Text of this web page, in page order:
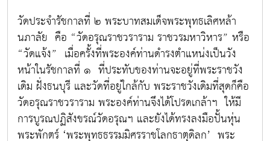
วัดประจำรัชกาลที่ ๒ พระบาทสมเด็จพระพุทธเลิศหล้า
นภาลัย คือ “วัดอรุณราชวราราม ราชวรมหาวิหาร” หรือ
“วัดแจ้ง” เมื่อครั้งที่พระองค์ท่านดำรงตำแหน่งเป็นวัง
หน้าในรัชกาลที่ ๑ ที่ประทับของท่านจะอยู่ที่พระราชวัง
เดิม ฝั่งธนบุรี และวัดที่อยู่ใกล้กับ พระราชวังเดิมที่สุดก็คือ
วัดอรุณราชวราราม พระองค์ท่านจึงได้โปรดเกล้าฯ ให้มี
การบูรณปฏิสังขรณ์วัดอรุณฯ และยังได้ทรงลงมือปั้นหุ่น
พระพักตร์ ‘พระพุทธธรรมมิศรราชโลกธาตุดิลก’ พระ